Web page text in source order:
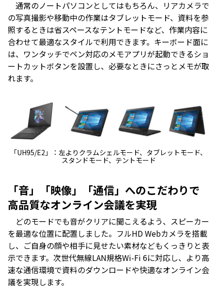
通常のノートパソコンとしてはもちろん、リアカメラで
の写真撮影や移動中の作業はタブレットモード、資料を参
照するときは省スペースなテントモードなど、作業内容に
合わせて最適なスタイルで利用できます。キーボード面に
は、ワンタッチでペン対応のメモアプリが起動できるショ
ートカットボタンを設置し、必要なときにさっとメモが取
れます。
「UH95/E2」：左よりクラムシェルモード、タブレットモード、
スタンドモード、テントモード
「音」「映像」「通信」へのこだわりで
高品質なオンライン会議を実現
どのモードでも音がクリアに聞こえるよう、スピーカー
を最適な位置に配置しました。フルHD Webカメラを搭載
し、ご自身の顔や相手に見せたい素材などもくっきりと表
示できます。次世代無線LAN規格Wi-Fi 6に対応し、より高
速な通信環境で資料のダウンロードや快適なオンライン会
議を実現します。